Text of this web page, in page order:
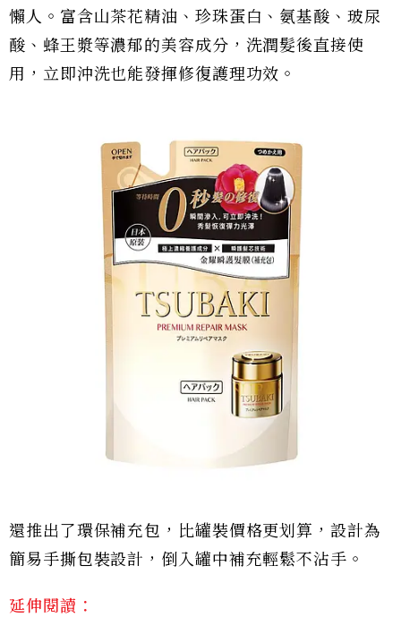
懶人。富含山茶花精油、珍珠蛋白、氨基酸、玻尿
酸、蜂王漿等濃郁的美容成分，洗潤髮後直接使
用，立即沖洗也能發揮修復護理功效。
還推出了環保補充包，比罐裝價格更划算，設計為
簡易手撕包裝設計，倒入罐中補充輕鬆不沾手。
延伸閱讀：